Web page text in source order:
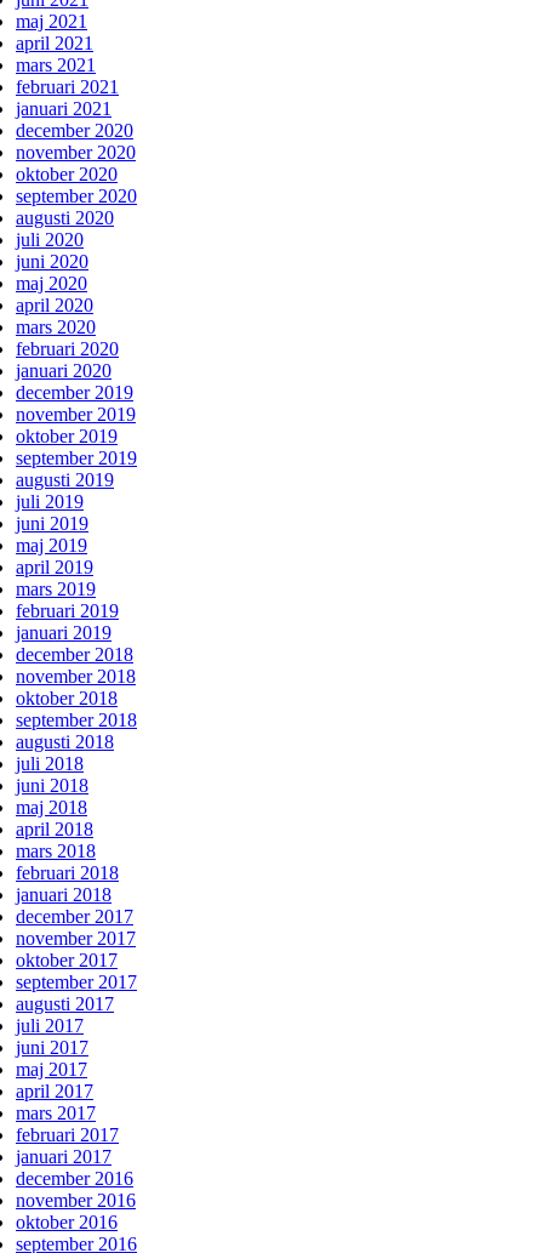
maj 2021
april 2021
mars 2021
februari 2021
januari 2021
december 2020
november 2020
oktober 2020
september 2020
augusti 2020
juli 2020
juni 2020
maj 2020
april 2020
mars 2020
februari 2020
januari 2020
december 2019
november 2019
oktober 2019
september 2019
augusti 2019
juli 2019
juni 2019
maj 2019
april 2019
mars 2019
februari 2019
januari 2019
december 2018
november 2018
oktober 2018
september 2018
augusti 2018
juli 2018
juni 2018
maj 2018
april 2018
mars 2018
februari 2018
januari 2018
december 2017
november 2017
oktober 2017
september 2017
augusti 2017
juli 2017
juni 2017
maj 2017
april 2017
mars 2017
februari 2017
januari 2017
december 2016
november 2016
oktober 2016
september 2016